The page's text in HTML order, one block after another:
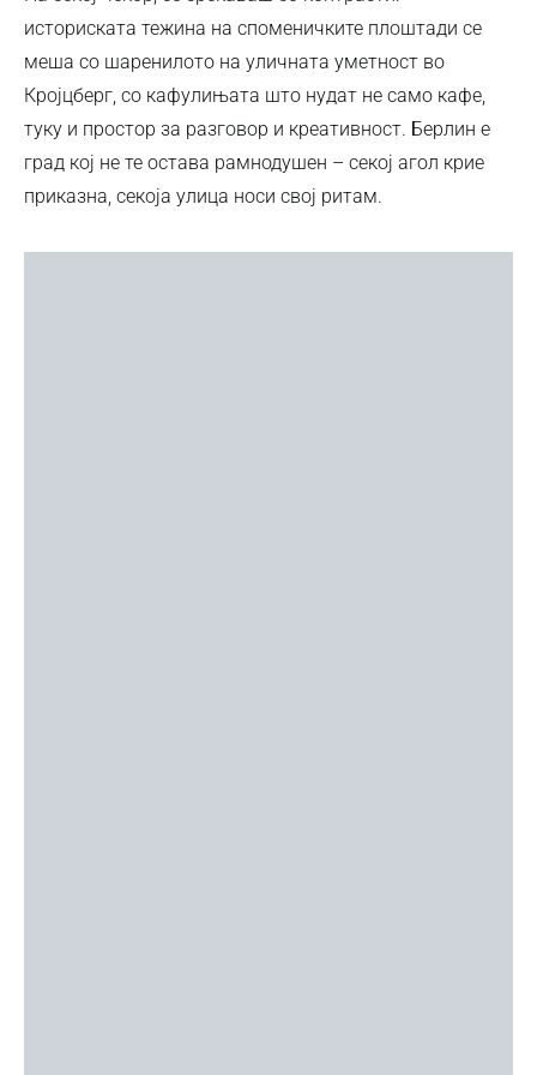
историската тежина на споменичките плоштади се
меша со шаренилото на уличната уметност во
Кројцберг, со кафулињата што нудат не само кафе,
туку и простор за разговор и креативност. Берлин е
град кој не те остава рамнодушен – секој агол крие
приказна, секоја улица носи свој ритам.